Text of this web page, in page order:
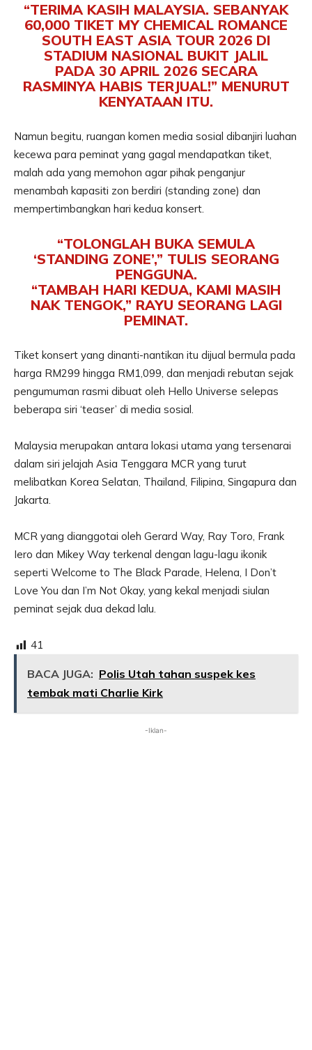
“TERIMA KASIH MALAYSIA. SEBANYAK
60,000 TIKET MY CHEMICAL ROMANCE
SOUTH EAST ASIA TOUR 2026 DI
STADIUM NASIONAL BUKIT JALIL
PADA 30 APRIL 2026 SECARA
RASMINYA HABIS TERJUAL!” MENURUT
KENYATAAN ITU.
Namun begitu, ruangan komen media sosial dibanjiri luahan
kecewa para peminat yang gagal mendapatkan tiket,
malah ada yang memohon agar pihak penganjur
menambah kapasiti zon berdiri (standing zone) dan
mempertimbangkan hari kedua konsert.
“TOLONGLAH BUKA SEMULA
‘STANDING ZONE’,” TULIS SEORANG
PENGGUNA.
“TAMBAH HARI KEDUA, KAMI MASIH
NAK TENGOK,” RAYU SEORANG LAGI
PEMINAT.
Tiket konsert yang dinanti-nantikan itu dijual bermula pada
harga RM299 hingga RM1,099, dan menjadi rebutan sejak
pengumuman rasmi dibuat oleh Hello Universe selepas
beberapa siri ‘teaser’ di media sosial.
Malaysia merupakan antara lokasi utama yang tersenarai
dalam siri jelajah Asia Tenggara MCR yang turut
melibatkan Korea Selatan, Thailand, Filipina, Singapura dan
Jakarta.
MCR yang dianggotai oleh Gerard Way, Ray Toro, Frank
Iero dan Mikey Way terkenal dengan lagu-lagu ikonik
seperti Welcome to The Black Parade, Helena, I Don’t
Love You dan I’m Not Okay, yang kekal menjadi siulan
peminat sejak dua dekad lalu.
41
BACA JUGA: Polis Utah tahan suspek kes
tembak mati Charlie Kirk
-Iklan-